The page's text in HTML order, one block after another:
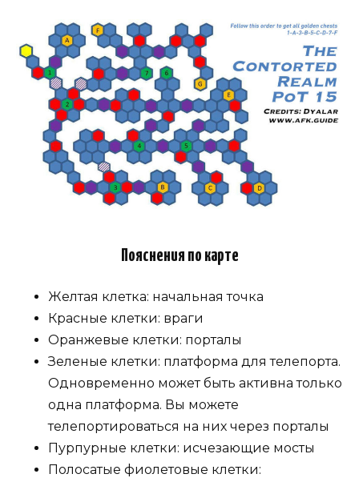
Пояснения по карте
Желтая клетка: начальная точка
Красные клетки: враги
Оранжевые клетки: порталы
Зеленые клетки: платформа для телепорта.
Одновременно может быть активна только
одна платформа. Вы можете
телепортироваться на них через порталы
Пурпурные клетки: исчезающие мосты
Полосатые фиолетовые клетки: